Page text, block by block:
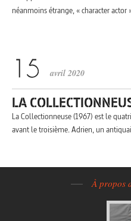
néanmoins étrange, « character
avril 2020
LA
La Collectionneuse (1967) est le
avant le troisième. Adrien, un
À propos